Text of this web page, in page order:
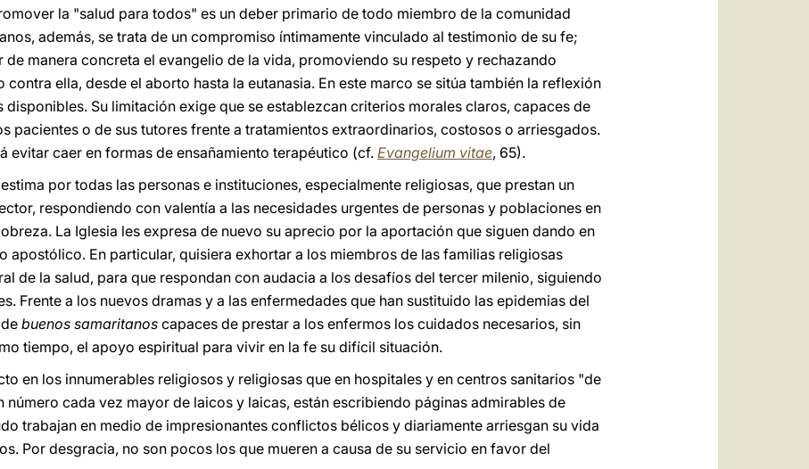
la "salud para todos" es un deber primario de todo miembro de la comunidad
además, se trata de un compromiso íntimamente vinculado al testimonio de su fe;
de manera concreta el evangelio de la vida, promoviendo su respeto y rechazando
ella, desde el aborto hasta la eutanasia. En este marco se sitúa también la reflexión
disponibles. Su limitación exige que se establezcan criterios morales claros, capaces de
pacientes o de sus tutores frente a tratamientos extraordinarios, costosos o arriesgados.
evitar caer en formas de ensañamiento terapéutico (cf.Evangelium vitae, 65).
por todas las personas e instituciones, especialmente religiosas, que prestan un
respondiendo con valentía a las necesidades urgentes de personas y poblaciones en
La Iglesia les expresa de nuevo su aprecio por la aportación que siguen dando en
apostólico. En particular, quisiera exhortar a los miembros de las familias religiosas
de la salud, para que respondan con audacia a los desafíos del tercer milenio, siguiendo
Frente a los nuevos dramas y a las enfermedades que han sustituido las epidemias del
buenos samaritanos capaces de prestar a los enfermos los cuidados necesarios, sin
tiempo, el apoyo espiritual para vivir en la fe su difícil situación.
en los innumerables religiosos y religiosas que en hospitales y en centros sanitarios "de
número cada vez mayor de laicos y laicas, están escribiendo páginas admirables de
trabajan en medio de impresionantes conflictos bélicos y diariamente arriesgan su vida
Por desgracia, no son pocos los que mueren a causa de su servicio en favor del